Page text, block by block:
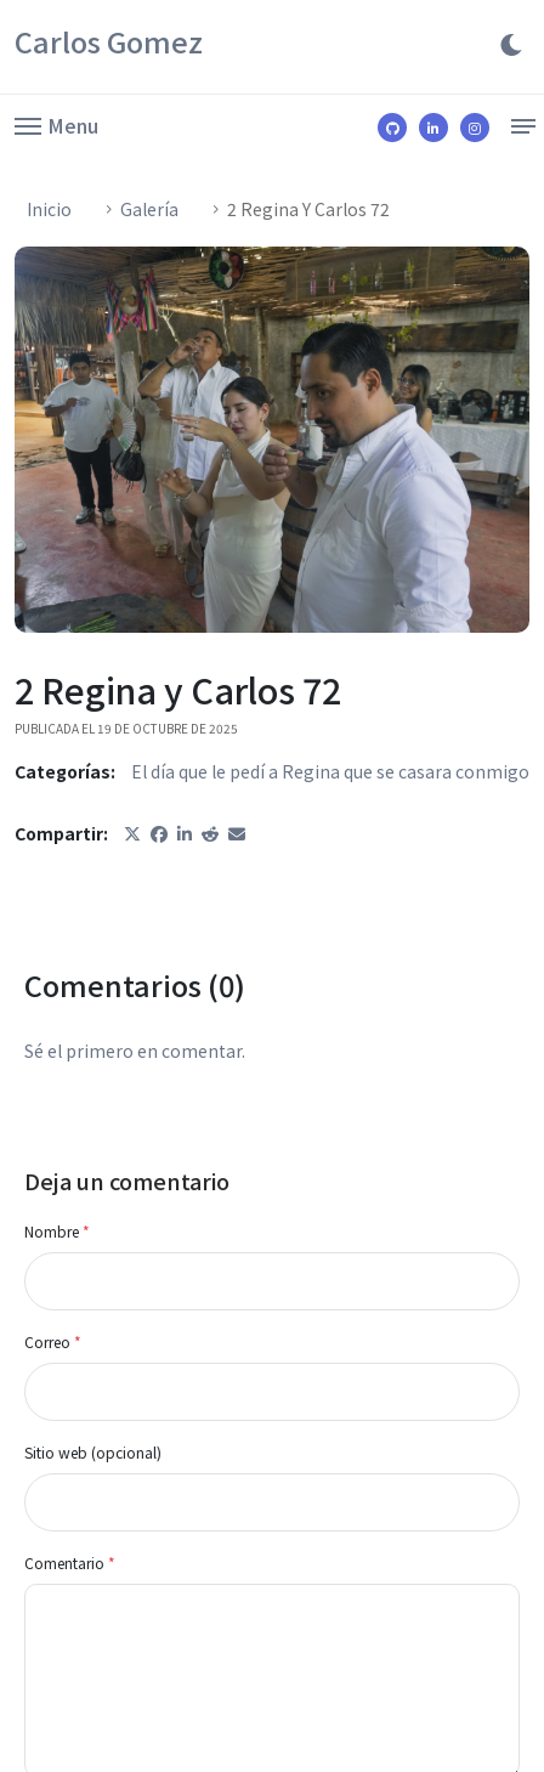
Carlos Gomez
Menu
Inicio Galería 2 Regina Y Carlos 72
2 Regina y Carlos 72
PUBLICADA EL 19 DE OCTUBRE DE 2025
Categorías: El día que le pedí a Regina que se casara conmigo
Compartir:
Comentarios (0)
Sé el primero en comentar.
Deja un comentario
Nombre *
Correo *
Sitio web (opcional)
Comentario *